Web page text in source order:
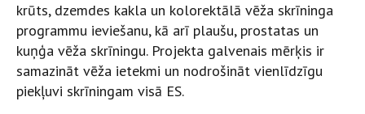
krūts, dzemdes kakla un kolorektālā vēža skrīninga
programmu ieviešanu, kā arī plaušu, prostatas un
kuņģa vēža skrīningu. Projekta galvenais mērķis ir
samazināt vēža ietekmi un nodrošināt vienlīdzīgu
piekļuvi skrīningam visā ES.